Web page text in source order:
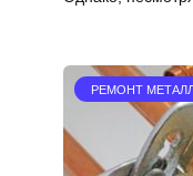
РЕМОНТ